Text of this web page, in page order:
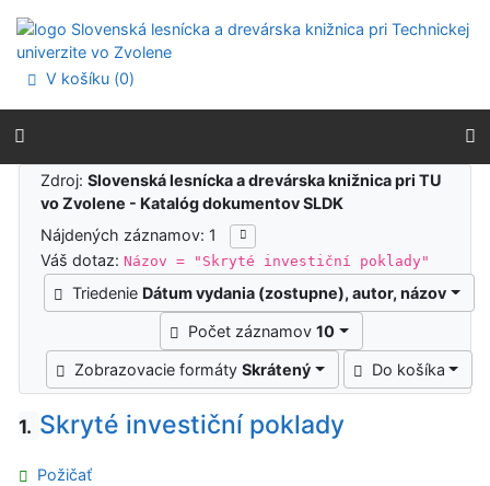
Prejsť na menu
Prehlásenie o webovej prístupnosti
V košíku (0)
Výsledky vyhľadávania
Zdroj:Slovenská lesnícka a drevárska knižnica pri TU
vo Zvolene - Katalóg dokumentov SLDK
Nájdených záznamov: 1
Váš dotaz:Názov = "Skryté investiční poklady"
Triedenie Dátum vydania (zostupne), autor, názov
Počet záznamov10
Zobrazovacie formátySkrátený Do košíka
1. Skryté investiční poklady
Požičať